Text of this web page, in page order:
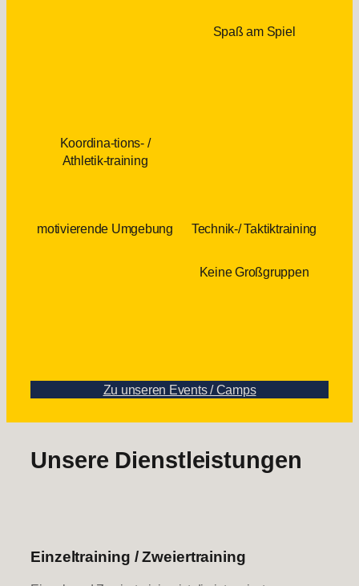
Spaß am Spiel
Koordina-tions- /
Athletik-training
motivierende Umgebung Technik-/ Taktiktraining
Keine Großgruppen
Zu unseren Events / Camps
Unsere Dienstleistungen
Einzeltraining / Zweiertraining